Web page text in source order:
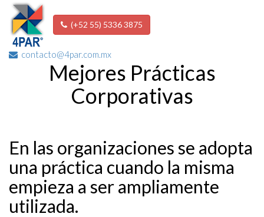
(+52 55) 5336 3875
contacto@4par.com.mx
Mejores Prácticas
Corporativas
En las organizaciones se adopta
una práctica cuando la misma
empieza a ser ampliamente
utilizada.